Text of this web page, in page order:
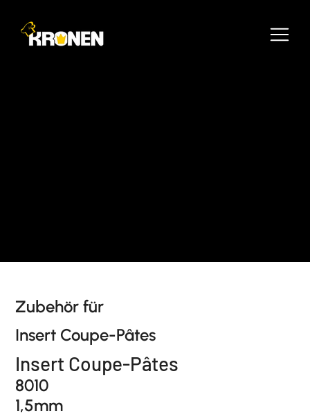
Zubehör für
Insert Coupe-Pâtes
Insert Coupe-Pâtes
8010
1,5mm